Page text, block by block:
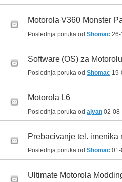
Motorola V360 Monster
Poslednja poruka od Shomac
Software (OS) za
Poslednja poruka od Shomac
Motorola L6
Poslednja poruka od ajvan 02-
Prebacivanje tel. imenika
Poslednja poruka od Shomac
Ultimate Motorola